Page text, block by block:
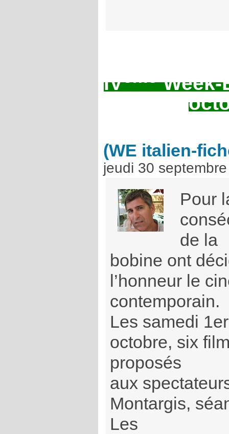
IV
Week-
(WE italien-
jeudi 30
Pour
de la
bobine ont
l’honneur le
contemporain.
Les samedi
octobre, six
proposés
aux
Montargis,
Les